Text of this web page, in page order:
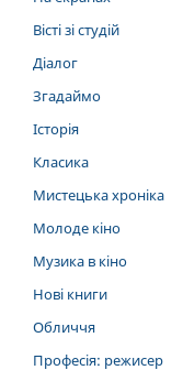
Вісті зі студій
Діалог
Згадаймо
Історія
Класика
Мистецька хроніка
Молоде кіно
Музика в кіно
Нові книги
Обличчя
Професія: режисер